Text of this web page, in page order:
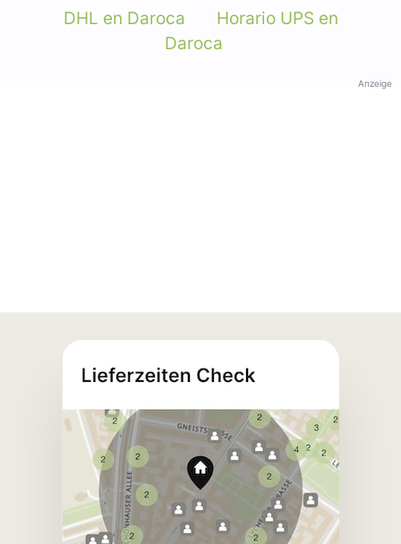
DHL en Daroca
Horario UPS en
Daroca
Anzeige